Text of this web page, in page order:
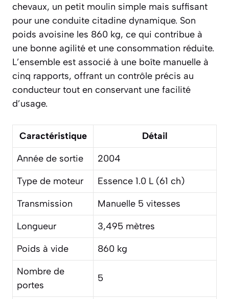
chevaux, un petit moulin simple mais suffisant
pour une conduite citadine dynamique. Son
poids avoisine les 860 kg, ce qui contribue à
une bonne agilité et une consommation réduite.
L’ensemble est associé à une boîte manuelle à
cinq rapports, offrant un contrôle précis au
conducteur tout en conservant une facilité
d’usage.
Caractéristique
Détail
Année de sortie
2004
Type de moteur
Essence 1.0 L (61 ch)
Transmission
Manuelle 5 vitesses
Longueur
3,495 mètres
Poids à vide
860 kg
Nombre de
portes
5